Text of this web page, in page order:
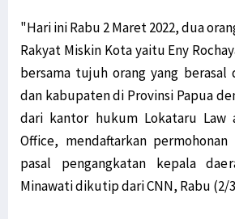
"Hari ini Rabu 2 Maret 2022, dua
Rakyat Miskin Kota yaitu Eny
bersama tujuh orang yang berasal
dan kabupaten di Provinsi Papua
dari kantor hukum Lokataru Law
Office, mendaftarkan
pasal pengangkatan kepala
Minawati dikutip dari CNN, Rabu (2/